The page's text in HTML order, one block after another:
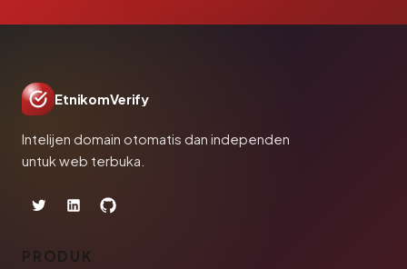
EtnikomVerify
Intelijen domain otomatis dan independen
untuk web terbuka.
PRODUK